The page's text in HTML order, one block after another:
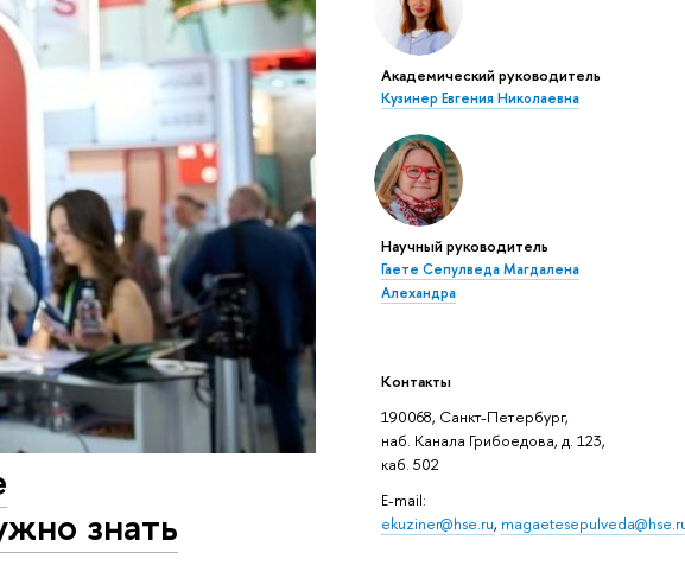
Академический руководитель
Кузинер Евгения Николаевна
Научный руководитель
Гаете Сепулведа Магдалена
Алехандра
Контакты
190068, Санкт-Петербург,
наб. Канала Грибоедова, д. 123,
каб. 502
E-mail:
ekuziner@hse.ru,
знать